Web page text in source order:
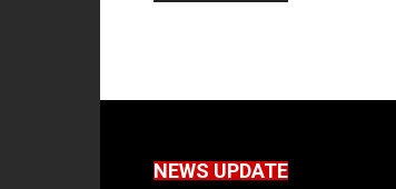
NEWS UPDATE